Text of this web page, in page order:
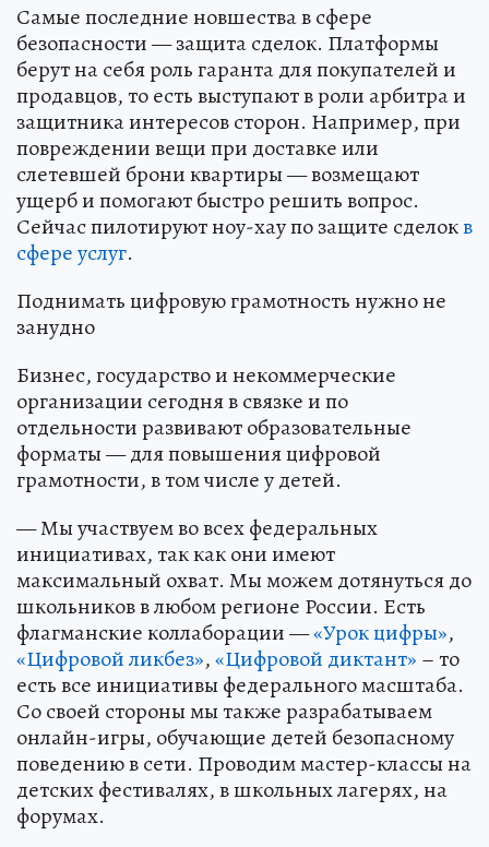
Самые последние новшества в сфере
безопасности — защита сделок. Платформы
берут на себя роль гаранта для покупателей и
продавцов, то есть выступают в роли арбитра и
защитника интересов сторон. Например, при
повреждении вещи при доставке или
слетевшей брони квартиры — возмещают
ущерб и помогают быстро решить вопрос.
Сейчас пилотируют ноу-хау по защите сделокв
сфере услуг.
Поднимать цифровую грамотность нужно не
занудно
Бизнес, государство и некоммерческие
организации сегодня в связке и по
отдельности развивают образовательные
форматы — для повышения цифровой
грамотности, в том числе у детей.
— Мы участвуем во всех федеральных
инициативах, так как они имеют
максимальный охват. Мы можем дотянуться до
школьников в любом регионе России. Есть
флагманские коллаборации —«Урок цифры»,
«Цифровой ликбез»,«Цифровой диктант» – то
есть все инициативы федерального масштаба.
Со своей стороны мы также разрабатываем
онлайн-игры, обучающие детей безопасному
поведению в сети. Проводим мастер-классы на
детских фестивалях, в школьных лагерях, на
форумах.